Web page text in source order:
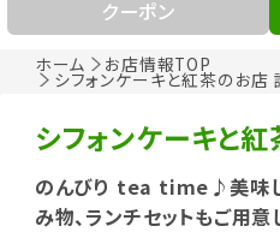
ホーム お店情報TOP
シフォンケーキと紅茶のお店
クーポン
シフォンケーキと
のんびり tea time♪美味し
み物、ランチセットもご用意